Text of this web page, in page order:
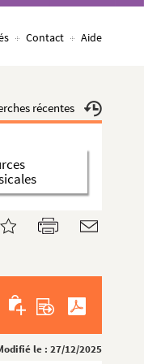
Contact Aide
récentes
le : 27/12/2025